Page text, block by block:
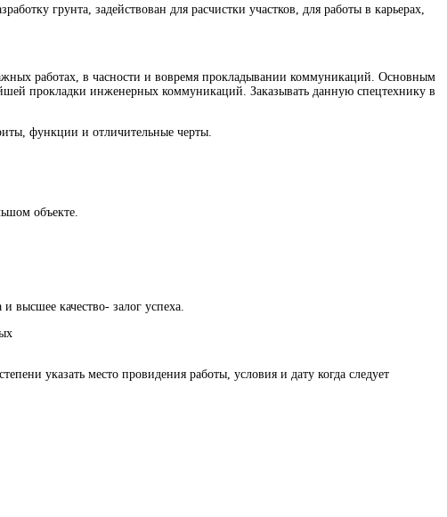
грунта, задействован для расчистки участков, для работы в карьерах,
работах, в часности и вовремя прокладывании коммуникаций. Основным
прокладки инженерных коммуникаций. Заказывать данную спецтехнику в
функции и отличительные черты.
объекте.
высшее качество- залог успеха.
указать место провидения работы, условия и дату когда следует